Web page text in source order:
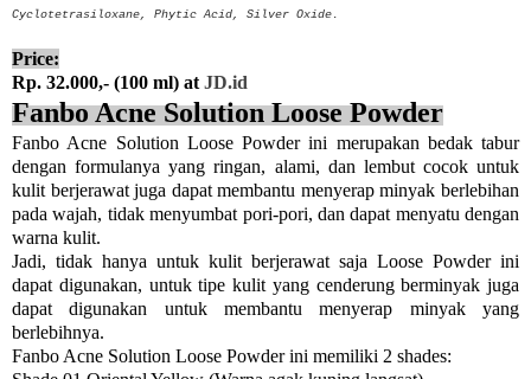
Cyclotetrasiloxane, Phytic Acid, Silver Oxide.
Price:
Rp. 32.000,- (100 ml) at JD.id
Fanbo Acne Solution Loose Powder
Fanbo Acne Solution Loose Powder ini merupakan bedak tabur
dengan formulanya yang ringan, alami, dan lembut cocok untuk
kulit berjerawat juga dapat membantu menyerap minyak berlebihan
pada wajah, tidak menyumbat pori-pori, dan dapat menyatu dengan
warna kulit.
Jadi, tidak hanya untuk kulit berjerawat saja Loose Powder ini
dapat digunakan, untuk tipe kulit yang cenderung berminyak juga
dapat digunakan untuk membantu menyerap minyak yang
berlebihnya.
Fanbo Acne Solution Loose Powder ini memiliki 2 shades: